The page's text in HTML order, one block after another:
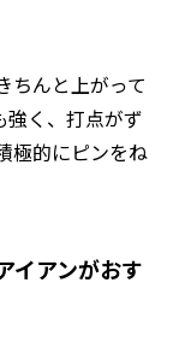
ちんと上がって
強く、打点がず
極的にピンをね
イアンがおす